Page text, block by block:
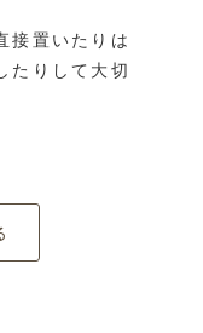
接置いたりは
たりして大切